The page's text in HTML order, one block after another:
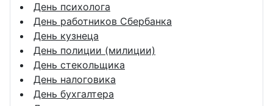
День психолога
День работников Сбербанка
День кузнеца
День полиции (милиции)
День стекольщика
День налоговика
День бухгалтера